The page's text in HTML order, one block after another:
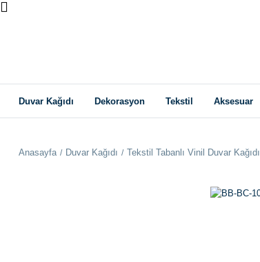
Duvar Kağıdı Dekorasyon Tekstil Aksesuar
Anasayfa Duvar Kağıdı Tekstil Tabanlı Vinil Duvar Kağıdı